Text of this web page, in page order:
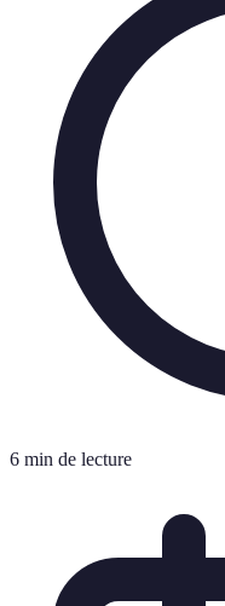
6 min de lecture